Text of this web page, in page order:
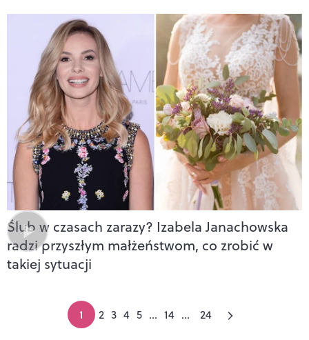
Ślub w czasach zarazy? Izabela Janachowska
radzi przyszłym małżeństwom, co zrobić w
takiej sytuacji
1 2 3 4 5 ... 14 ... 24